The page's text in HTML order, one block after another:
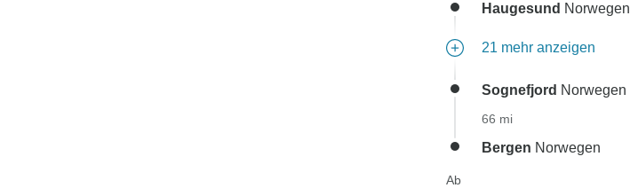
Haugesund Norwegen
21 mehr anzeigen
Sognefjord Norwegen
66 mi
Bergen Norwegen
Ab